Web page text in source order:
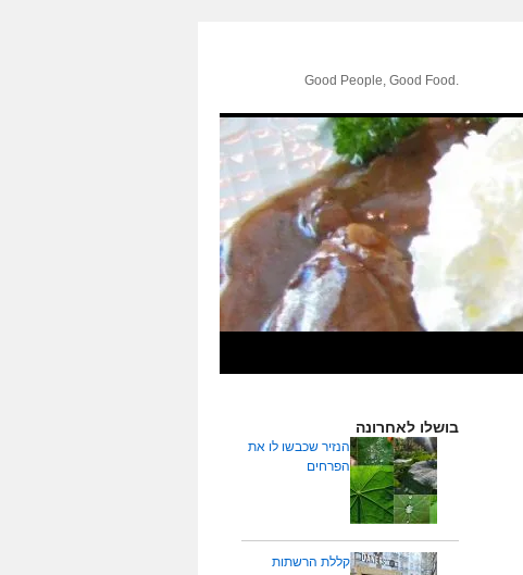
.Good People, Good Food
בושלו לאחרונה
הנזיר שכבשו לו את
הפרחים
קללת הרשתות